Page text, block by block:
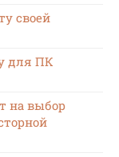
своей
для ПК
на выбор